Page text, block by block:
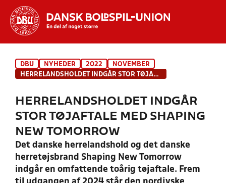
INDHOLD OG NYHEDER
HOLD
DBU NYHEDER 2022
NOVEMBER
HERRELANDSHOLDET INDGÅR STOR TØJAFTALE MED SHAPING NEW TOMORROW
HERRELANDSHOLDET INDGÅR
STOR TØJAFTALE MED SHAPING
NEW TOMORROW
Det danske herrelandshold og det danske
herretøjsbrand Shaping New Tomorrow
indgår en omfattende toårig tøjaftale. Frem